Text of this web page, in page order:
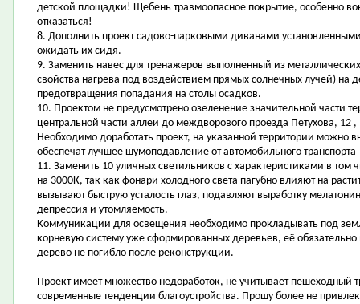
детской площадки! Щебень травмоопасное покрытие, особенно
отказаться!
8. Дополнить проект садово-парковыми диванами
ожидать их сидя.
9. Заменить навес для тренажеров выполненный из
свойства нагрева под воздействием прямых солнечных лучей) на
предотвращения попадания на столы осадков.
10. Проектом не предусмотрено озеленение значительной части
центральной части аллеи до междворового проезда Петухова, 12
Необходимо доработать проект, на указанной территории можно
обеспечат лучшее шумоподавление от автомобильного транспорта
11. Заменить 10 уличных светильников с характеристиками в том
на 3000К, так как фонари холодного света пагубно влияют на
вызывают быструю усталость глаз, подавляют выработку
депрессия и утомляемость.
Коммуникации для освещения необходимо прокладывать под
корневую систему уже сформированных деревьев, её
дерево не погибло после реконструкции.
Проект имеет множество недоработок, не учитывает пешеходный
современные тенденции благоустройства. Прошу более не